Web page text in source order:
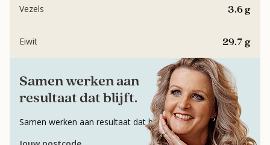
3.6 g
Vezels
29.7 g
Eiwit
Samen werken aan
resultaat dat blijft.
Samen werken aan resultaat dat blijft.